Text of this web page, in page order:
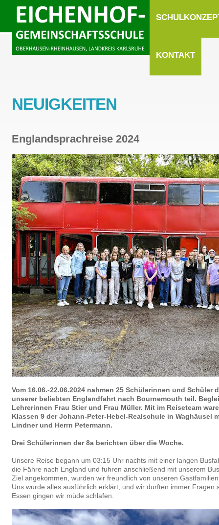
KONTAKT
NEUIGKEITEN
Englandsprachreise 2024
Vom 16.06.-22.06.2024 nahmen 25 Schülerinnen und Schüler
unserer beliebten Englandfahrt nach Bournemouth teil.
Lehrerinnen Frau Stier und Frau Müller. Mit im Reiseteam
Klassen 9 der Johann-Peter-Hebel-Realschule in Waghäusel
Lindner und Herrn Petermann.
Drei Schülerinnen der 8a berichten über die Woche.
Unsere Reise begann um 03:15 Uhr nachts mit einer langen
die Fähre nach England und fuhren anschließend mit unserem
Ziel angekommen, wurden wir freundlich von unseren
Uns wurde alles ausführlich erklärt, und wir durften immer Fragen
Essen gingen wir müde schlafen.